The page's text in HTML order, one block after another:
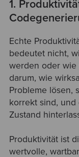
1.
Echte
bedeutet nicht,
werden oder wie
darum, wie
Probleme lösen,
korrekt sind, und
Zustand
Produktivität ist
wertvolle,